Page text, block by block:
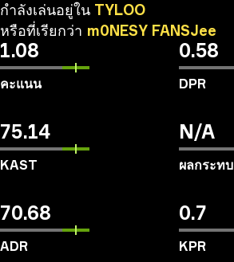
กำลังเล่นอยู่ใน TYLOO
หรือที่เรียกว่า m0NESY FANSJee
1.08
คะแนน
0.58
DPR
75.14
KAST
N/A
ผลกระทบ
70.68
ADR
0.7
KPR